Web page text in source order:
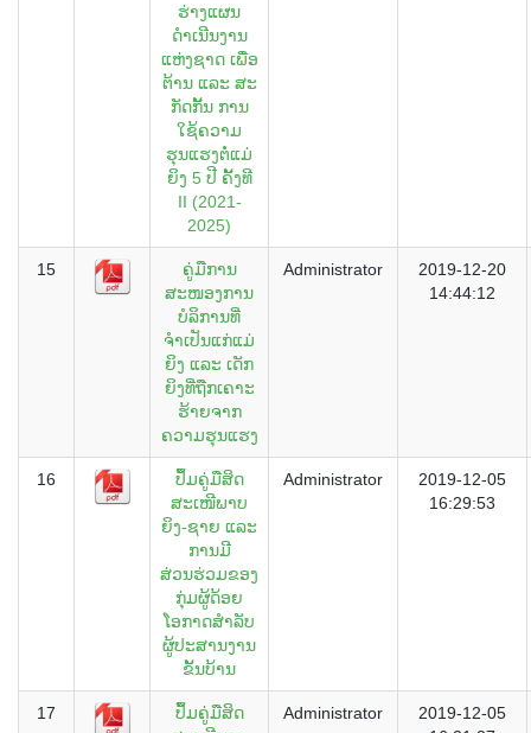
ຮ່າງແຜນ
ດຳເນີນງານ
ແຫ່ງຊາດ ເພື່ອ
ຕ້ານ ແລະ ສະ
ກັດກັັ້ນ ການ
ໃຊ້ຄວາມ
ຮຸນແຮງຕໍ່ແມ່
ຍິງ 5 ປີ ຄັັ້ງທີ
II (2021-
2025)
15
ຄູ່ມືການ
ສະໜອງການ
ບໍລິການທີ່
ຈຳເປັນແກ່ແມ່
ຍິງ ແລະ ເດັກ
ຍິງທີ່ຖືກເຄາະ
ຮ້າຍຈາກ
ຄວາມຮຸນແຮງ
Administrator
2019-12-20
14:44:12
16
ປຶ້ມຄູ່ມືສິດ
ສະເໜີພາບ
ຍິງ-ຊາຍ ແລະ
ການມີ
ສ່ວນຮ່ວມຂອງ
ກຸ່ມຜູ້ດ້ອຍ
ໂອກາດສຳລັບ
ຜູ້ປະສານງານ
ຂັ້ນບ້ານ
Administrator
2019-12-05
16:29:53
17
ປຶ້ມຄູ່ມືສິດ
Administrator
2019-12-05